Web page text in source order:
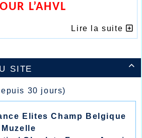

site
30 jours)
Elites Champ Belgique
L’AHVL
l’AHVL et pas de trêve pour
où quelques jeunes athlètes se
pour une compétition en salle
Dalle réalisait 8.85 sur 60m plat
sur 60m plat 8.96 et 30.62
Lire la suite